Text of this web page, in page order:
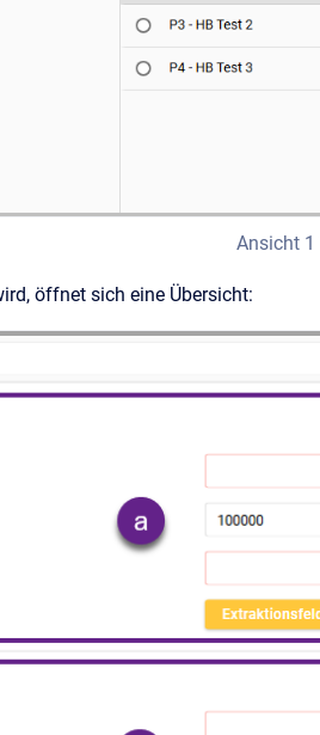
Ansicht 1
öffnet sich eine Übersicht: